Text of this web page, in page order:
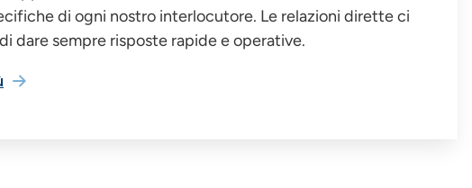
di ogni nostro interlocutore. Le relazioni dirette ci
dare sempre risposte rapide e operative.